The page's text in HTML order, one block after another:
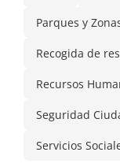
Parques y
Recogida de
Recursos
Seguridad
Servicios